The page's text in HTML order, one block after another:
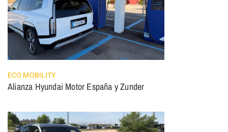
ECO MOBILITY
Alianza Hyundai Motor España y Zunder